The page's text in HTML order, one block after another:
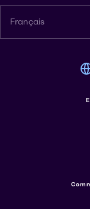
Français